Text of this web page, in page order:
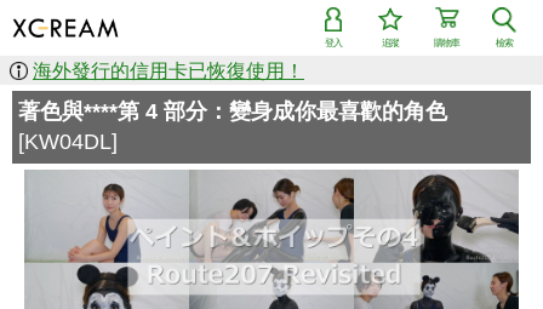
檢索
購物車
追蹤
登入
海外發行的信用卡已恢復使用！
著色與****第 4 部分：變身成你最喜歡的角色
[KW04DL]